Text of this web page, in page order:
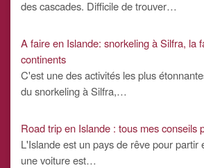
des cascades. Difficile de trouver…
A faire en Islande: snorkeling à Silfra, la
continents
C'est une des activités les plus
du snorkeling à Silfra,…
Road trip en Islande : tous mes conseils
L'Islande est un pays de rêve pour partir
une voiture est…